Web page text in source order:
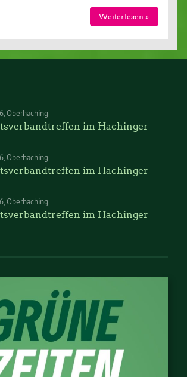
Weiterlesen »
Oberhaching
im Hachinger
Oberhaching
im Hachinger
Oberhaching
im Hachinger